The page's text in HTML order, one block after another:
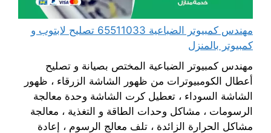
مهندس كمبيوتر الضباعية 65511033 تصليح لابتوب و
كمبيوتر بالمنزل
مهندس كمبيوتر الضباعية المختص بصيانة و تصليح
أعطال الكومبيوترات من ظهور الشاشة الزرقاء ، ظهور
الشاشة السوداء ، تعطيل كرت الشاشة وحدة معالجة
الرسومات ، مشاكل وحدات الطاقة و التغذية ، معالجة
مشاكل الحرارة الزائدة ، تلف معالج الرسوم ، إعادة